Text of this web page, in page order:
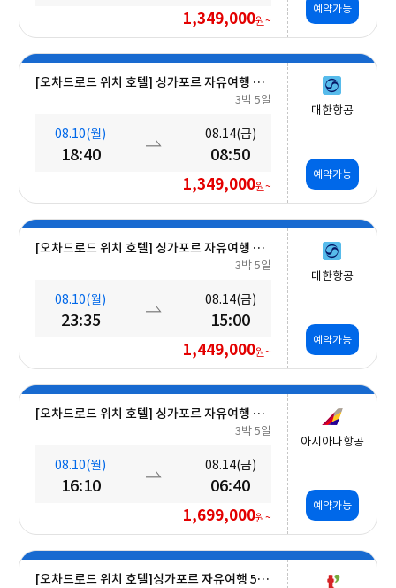
1,349,000원~
예약가능
[오차드로드 위치 호텔] 싱가포르 자유여행 5일 #조식포함
3박 5일
08.10(월)
18:40
08.14(금)
08:50
1,349,000원~
대한항공
예약가능
[오차드로드 위치 호텔] 싱가포르 자유여행 5일 #조식포함
3박 5일
08.10(월)
23:35
08.14(금)
15:00
1,449,000원~
대한항공
예약가능
[오차드로드 위치 호텔] 싱가포르 자유여행 5일 #조식포함
3박 5일
08.10(월)
16:10
08.14(금)
06:40
1,699,000원~
아시아나항공
예약가능
[오차드로드 위치 호텔]싱가포르 자유여행 5일 #조식포함 #A330대형기종